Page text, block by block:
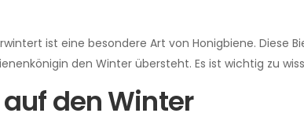
ist eine besondere Art von Honigbiene.
den Winter übersteht. Es ist wichtig zu
den Winter